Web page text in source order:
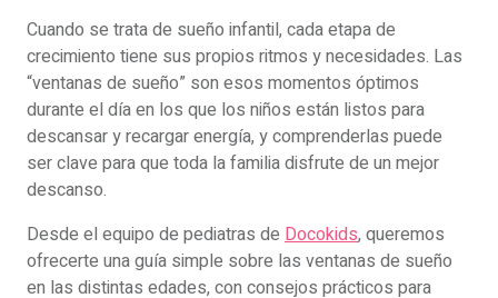
Cuando se trata de sueño infantil, cada etapa de
crecimiento tiene sus propios ritmos y necesidades. Las
“ventanas de sueño” son esos momentos óptimos
durante el día en los que los niños están listos para
descansar y recargar energía, y comprenderlas puede
ser clave para que toda la familia disfrute de un mejor
descanso.
Desde el equipo de pediatras de Docokids, queremos
ofrecerte una guía simple sobre las ventanas de sueño
en las distintas edades, con consejos prácticos para